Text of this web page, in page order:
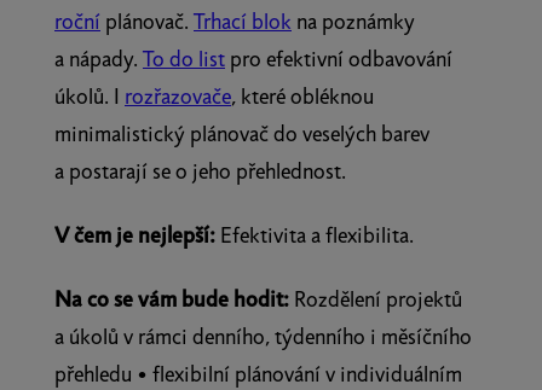
roční plánovač. Trhací blok na poznámky
a nápady. To do list pro efektivní odbavování
úkolů. I rozřazovače, které obléknou
minimalistický plánovač do veselých barev
a postarají se o jeho přehlednost.
V čem je nejlepší: Efektivita a flexibilita.
Na co se vám bude hodit: Rozdělení projektů
a úkolů v rámci denního, týdenního i měsíčního
přehledu • flexibilní plánování v individuálním